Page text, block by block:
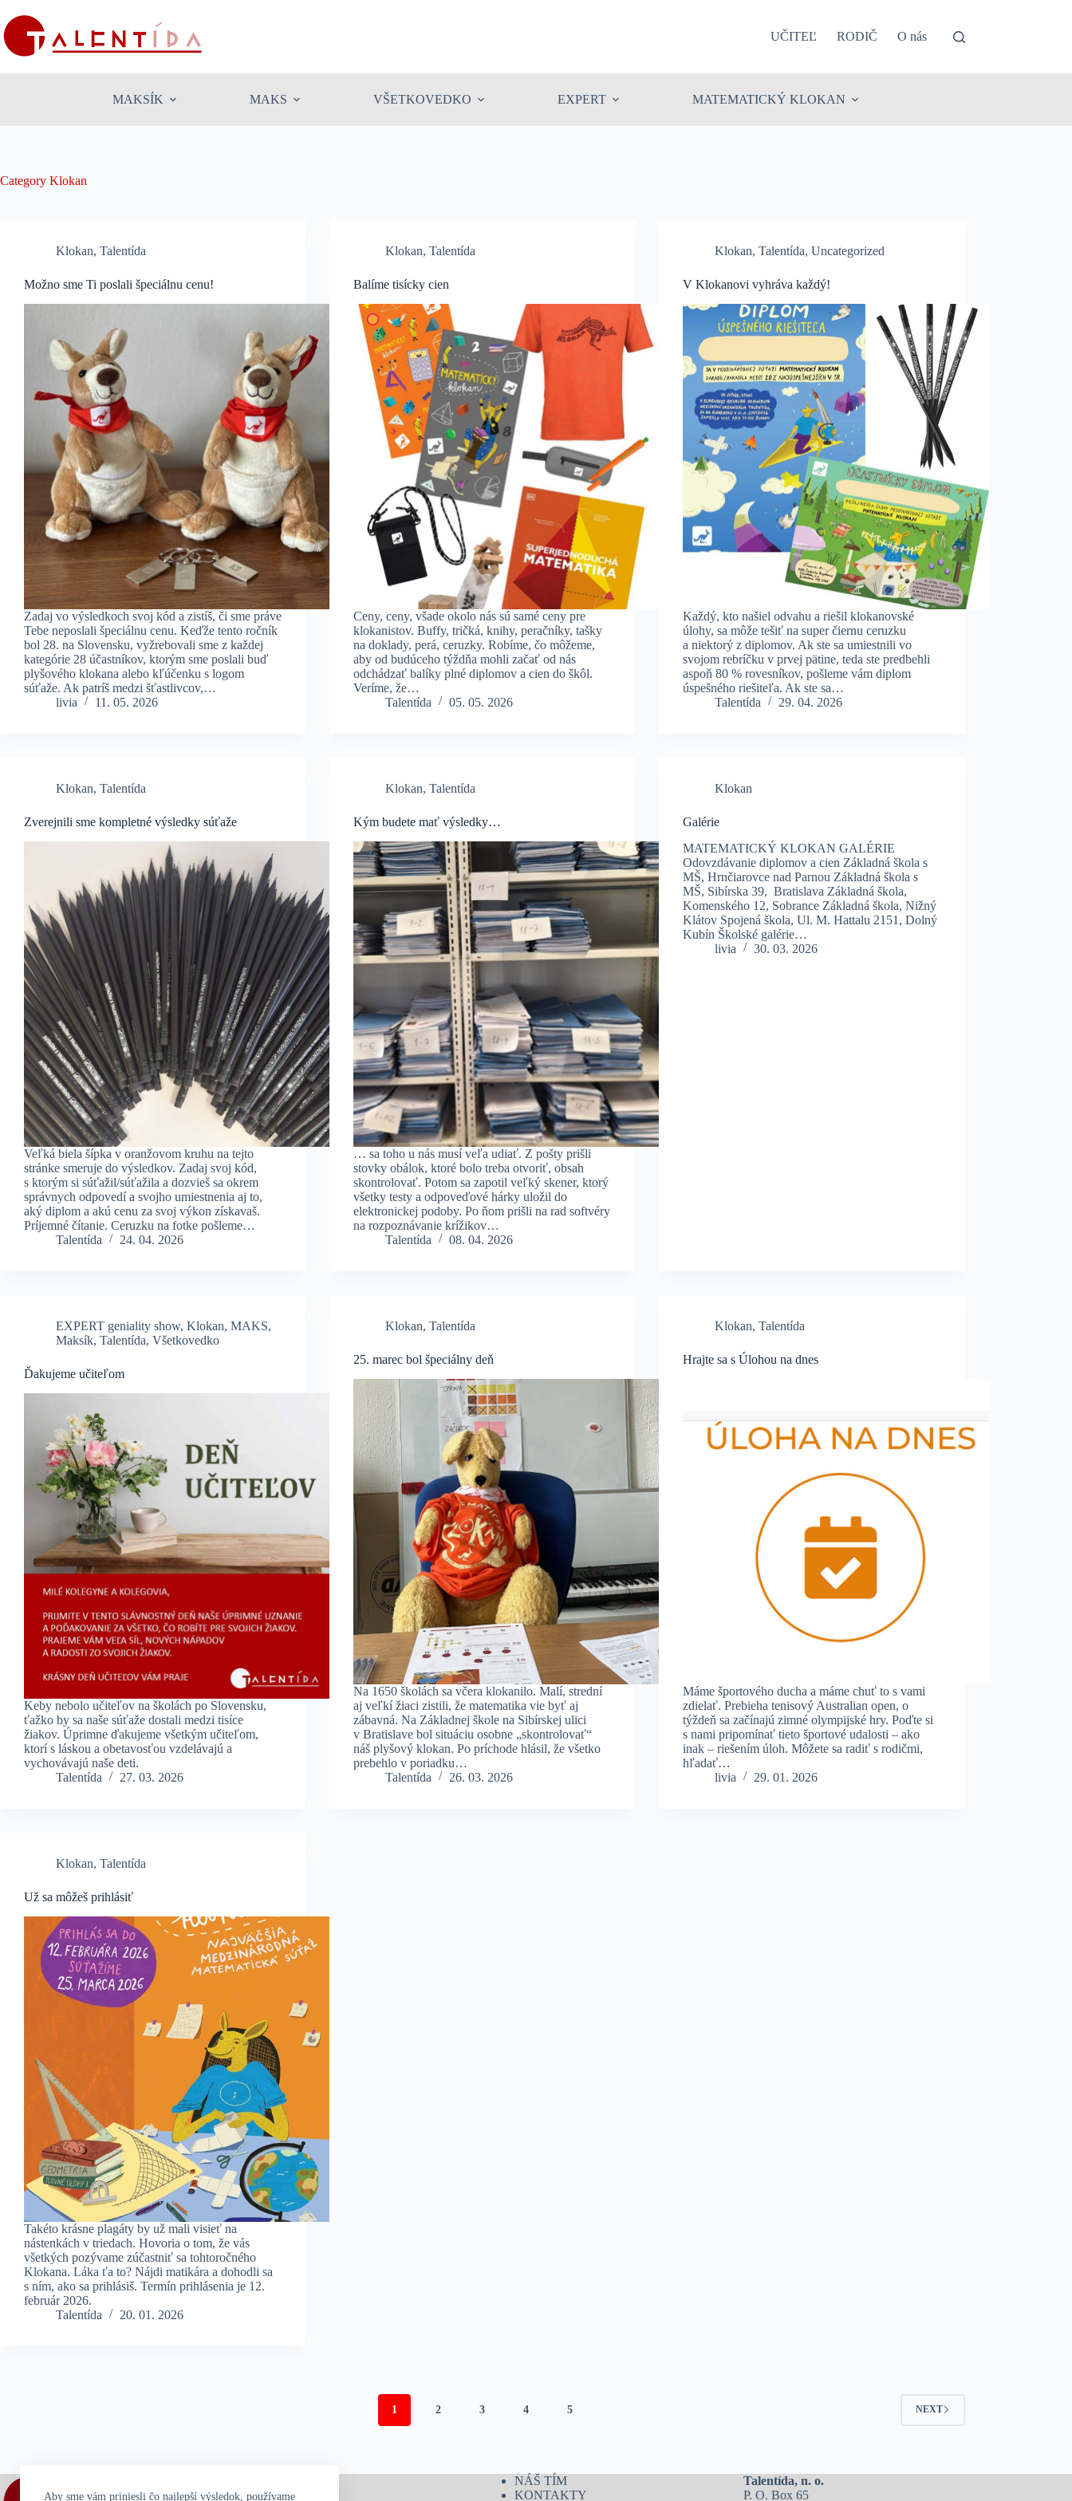
to
content
Aby sme vám priniesli čo najlepší výsledok, používame
UČITEĽ RODIČ O nás
MAKSÍK MAKS VŠETKOVEDKO EXPERT MATEMATICKÝ KLOKAN
Category Klokan
Klokan, Talentída
Možno sme Ti poslali špeciálnu cenu!
Zadaj vo výsledkoch svoj kód a zistíš, či sme práve
Tebe neposlali špeciálnu cenu. Keďže tento ročník
bol 28. na Slovensku, vyžrebovali sme z každej
kategórie 28 účastníkov, ktorým sme poslali buď
plyšového klokana alebo kľúčenku s logom
súťaže. Ak patríš medzi šťastlivcov,…
livia
11. 05. 2026
Klokan,Talentída
Balíme tisícky cien
Ceny, ceny, všade okolo nás sú samé ceny pre
klokanistov. Buffy, tričká, knihy, peračníky, tašky
na doklady, perá, ceruzky. Robíme, čo môžeme,
aby od budúceho týždňa mohli začať od nás
odchádzať balíky plné diplomov a cien do škôl.
Veríme, že…
Talentída
05. 05. 2026
Klokan,Talentída,Uncategorized
V Klokanovi vyhráva každý!
Každý, kto našiel odvahu a riešil klokanovské
úlohy, sa môže tešiť na super čiernu ceruzku
a niektorý z diplomov. Ak ste sa umiestnili vo
svojom rebríčku v prvej pätine, teda ste predbehli
aspoň 80 % rovesníkov, pošleme vám diplom
úspešného riešiteľa. Ak ste sa…
Talentída
29. 04. 2026
Klokan, Talentída
Zverejnili sme kompletné výsledky súťaže
Veľká biela šípka v oranžovom kruhu na tejto
stránke smeruje do výsledkov. Zadaj svoj kód,
s ktorým si súťažil/súťažila a dozvieš sa okrem
správnych odpovedí a svojho umiestnenia aj to,
aký diplom a akú cenu za svoj výkon získavaš.
Príjemné čítanie. Ceruzku na fotke pošleme…
Talentída
24. 04. 2026
Klokan,Talentída
Kým budete mať výsledky…
… sa toho u nás musí veľa udiať. Z pošty prišli
stovky obálok, ktoré bolo treba otvoriť, obsah
skontrolovať. Potom sa zapotil veľký skener, ktorý
všetky testy a odpoveďové hárky uložil do
elektronickej podoby. Po ňom prišli na rad softvéry
na rozpoznávanie krížikov…
Talentída
08. 04. 2026
Klokan
Galérie
MATEMATICKÝ KLOKAN GALÉRIE
Odovzdávanie diplomov a cien Základná škola s
MŠ, Hrnčiarovce nad Parnou Základná škola s
MŠ, Sibírska 39, Bratislava Základná škola,
Komenského 12, Sobrance Základná škola, Nižný
Klátov Spojená škola, Ul. M. Hattalu 2151, Dolný
Kubín Školské galérie…
livia
30. 03. 2026
EXPERT geniality show, Klokan, MAKS,
Maksík, Talentída, Všetkovedko
Ďakujeme učiteľom
Keby nebolo učiteľov na školách po Slovensku,
ťažko by sa naše súťaže dostali medzi tisíce
žiakov. Úprimne ďakujeme všetkým učiteľom,
ktorí s láskou a obetavosťou vzdelávajú a
vychovávajú naše deti.
Talentída
27. 03. 2026
Klokan,Talentída
25. marec bol špeciálny deň
Na 1650 školách sa včera klokanilo. Malí, strední
aj veľkí žiaci zistili, že matematika vie byť aj
zábavná. Na Základnej škole na Sibírskej ulici
v Bratislave bol situáciu osobne „skontrolovať“
náš plyšový klokan. Po príchode hlásil, že všetko
prebehlo v poriadku…
Talentída
26. 03. 2026
Klokan,Talentída
Hrajte sa s Úlohou na dnes
Máme športového ducha a máme chuť to s vami
zdielať. Prebieha tenisový Australian open, o
týždeň sa začínajú zimné olympijské hry. Poďte si
s nami pripomínať tieto športové udalosti – ako
inak – riešením úloh. Môžete sa radiť s rodičmi,
hľadať…
livia
29. 01. 2026
Klokan, Talentída
Už sa môžeš prihlásiť
Takéto krásne plagáty by už mali visieť na
nástenkách v triedach. Hovoria o tom, že vás
všetkých pozývame zúčastniť sa tohtoročného
Klokana. Láka ťa to? Nájdi matikára a dohodli sa
s ním, ako sa prihlásiš. Termín prihlásenia je 12.
február 2026.
Talentída
20. 01. 2026
1 2 3 4 5 NEXT
NÁŠ TÍM
KONTAKTY
Talentída, n. o.
P. O. Box 65